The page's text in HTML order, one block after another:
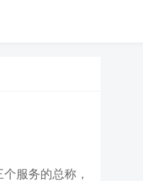
服务的总称，